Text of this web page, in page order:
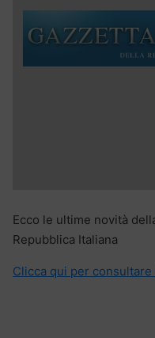
Ecco le ultime novità
Repubblica Italiana
Clicca qui per